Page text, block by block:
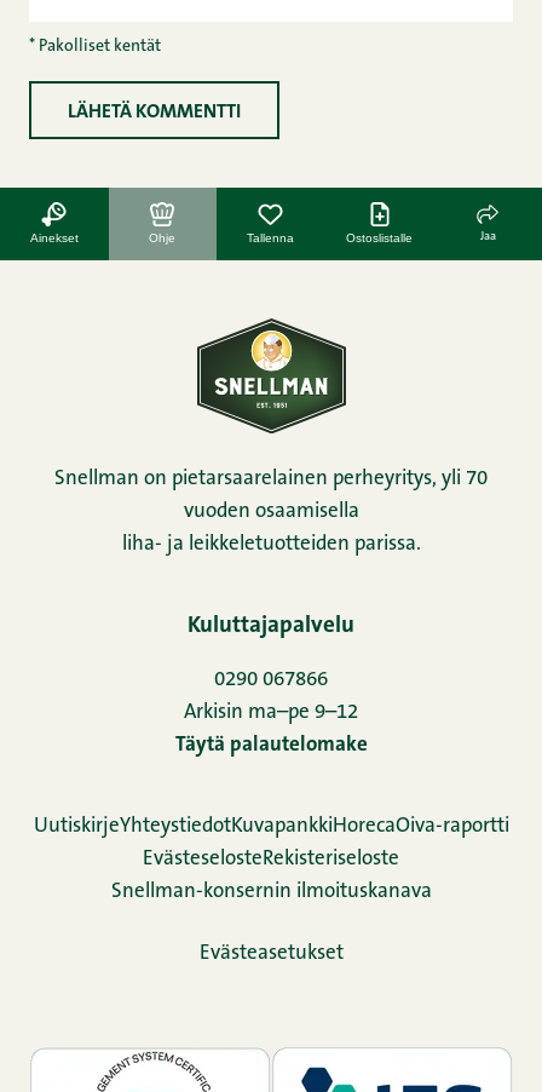
* Pakolliset kentät
Ainekset Ohje Tallenna Ostoslistalle Jaa
Snellman on pietarsaarelainen perheyritys, yli 70
vuoden osaamisella
liha- ja leikkeletuotteiden parissa.
Kuluttajapalvelu
0290 067866
Arkisin ma–pe 9–12
Täytä palautelomake
UutiskirjeYhteystiedotKuvapankki HorecaOiva-raportti
Evästeseloste Rekisteriseloste
Snellman-konsernin ilmoituskanava
Evästeasetukset